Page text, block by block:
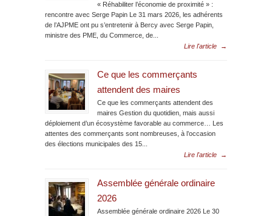
« Réhabiliter l’économie de proximité » :
rencontre avec Serge Papin Le 31 mars 2026, les adhérents
de l’AJPME ont pu s’entretenir à Bercy avec Serge Papin,
ministre des PME, du Commerce, de...
Lire l'article
→
Ce que les commerçants
attendent des maires
Ce que les commerçants attendent des
maires Gestion du quotidien, mais aussi
déploiement d’un écosystème favorable au commerce… Les
attentes des commerçants sont nombreuses, à l’occasion
des élections municipales des 15...
Lire l'article
→
Assemblée générale ordinaire
2026
Assemblée générale ordinaire 2026 Le 30